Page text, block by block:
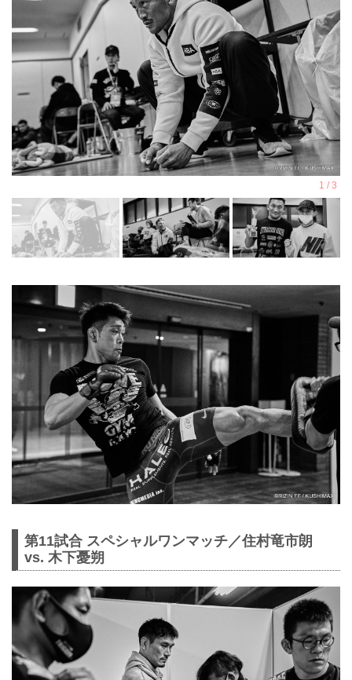
第11試合 スペシャルワンマッチ／住村竜市朗
vs. 木下憂朔